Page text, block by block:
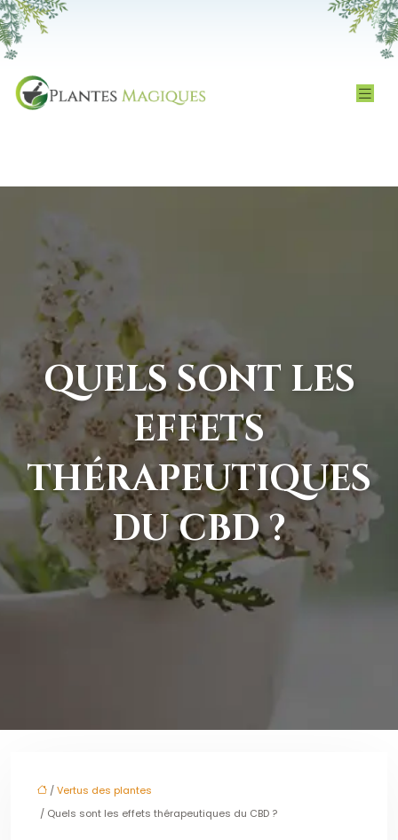
QUELS SONT LES
EFFETS
THÉRAPEUTIQUES
DU CBD ?
/Vertus des plantes
/ Quels sont les effets thérapeutiques du CBD ?